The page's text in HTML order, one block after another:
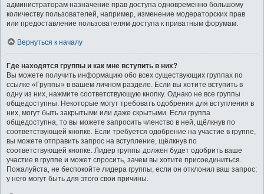
администраторам назначение прав доступа одновременно большому
количеству пользователей, например, изменение модераторских прав
или предоставление пользователям доступа к приватным форумам.
Вернуться к началу
Где находятся группы и как мне вступить в них?
Вы можете получить информацию обо всех существующих группах по
ссылке «Группы» в вашем личном разделе. Если вы хотите вступить в
одну из них, нажмите соответствующую кнопку. Однако не все группы
общедоступны. Некоторые могут требовать одобрения для вступления в
них, могут быть закрытыми или даже скрытыми. Если группа
общедоступна, то вы можете запросить членство в ней, щёлкнув по
соответствующей кнопке. Если требуется одобрение на участие в группе,
вы можете отправить запрос на вступление, щёлкнув по
соответствующей кнопке. Лидер группы должен будет одобрить ваше
участие в группе и может спросить, зачем вы хотите присоединиться.
Пожалуйста, не беспокойте лидера группы, если он отклонил ваш запрос;
у него могут быть для этого свои причины.